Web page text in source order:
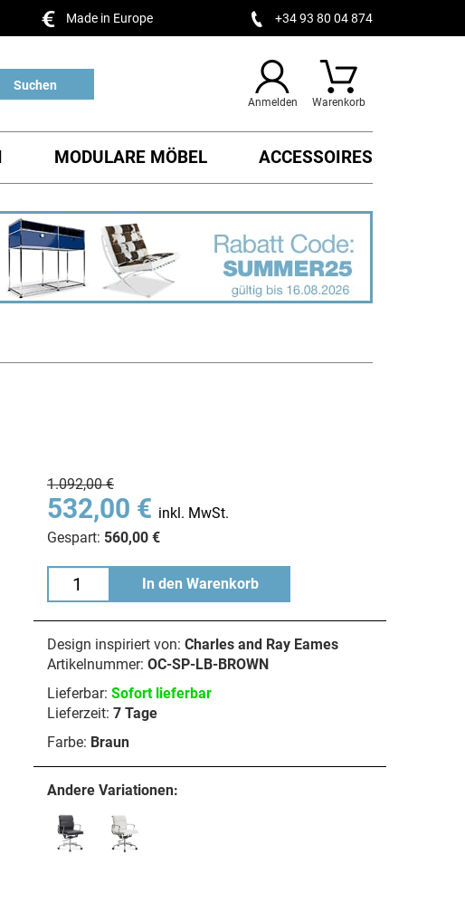
Made in Europe +34 93 80 04 874
Suchen
Anmelden Warenkorb
MODULARE MÖBEL ACCESSOIRES
1.092,00 €
532,00 € inkl. MwSt.
Gespart: 560,00 €
In den Warenkorb
Design inspiriert von: Charles and Ray Eames
Artikelnummer: OC-SP-LB-BROWN
Lieferbar: Sofort lieferbar
Lieferzeit: 7 Tage
Farbe: Braun
Andere Variationen: